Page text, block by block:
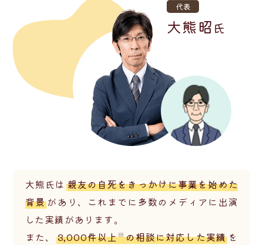
代表
大熊昭 氏
大熊氏は 親友の自死をきっかけに事業を始めた
背景 があり、これまでに多数のメディアに出演
した実績があります。
また、
3,000件以上※ の相談に対応した実績 を